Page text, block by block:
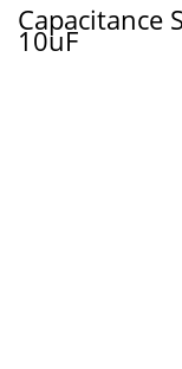
Capacitance
10uF